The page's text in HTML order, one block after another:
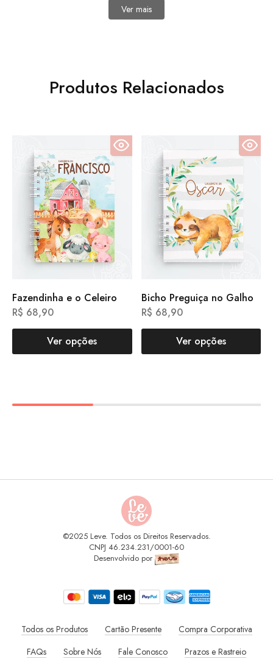
Ver mais
Produtos Relacionados
Fazendinha e o Celeiro
R$ 68,90
Ver opções
Bicho Preguiça no Galho
R$ 68,90
Ver opções
©2025 Leve. Todos os Direitos Reservados.
CNPJ 46.234.231/0001-60
Desenvolvido por
Todos os Produtos Cartão Presente
Compra Corporativa
FAQs
Sobre Nós Fale Conosco Prazos e Rastreio